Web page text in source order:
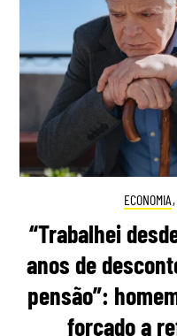
ECONOMIA,
“Trabalhei
anos de
pensão”:
forçado a